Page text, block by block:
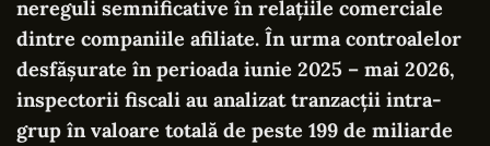
nereguli semnificative în relațiile comerciale
dintre companiile afiliate. În urma controalelor
desfășurate în perioada iunie 2025 – mai 2026,
inspectorii fiscali au analizat tranzacții intra-
grup în valoare totală de peste 199 de miliarde